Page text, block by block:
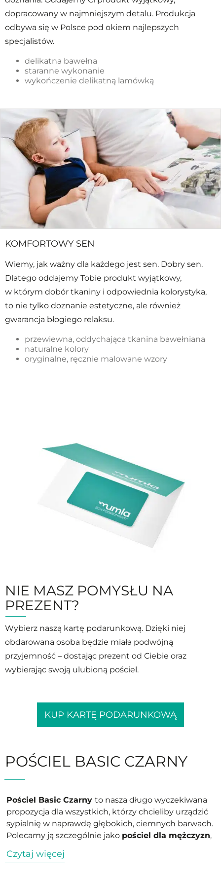
dopracowany w najmniejszym detalu. Produkcja
odbywa się w Polsce pod okiem najlepszych
specjalistów.
delikatna bawełna
staranne wykonanie
wykończenie delikatną lamówką
KOMFORTOWY SEN
Wiemy, jak ważny dla każdego jest sen. Dobry sen.
Dlatego oddajemy Tobie produkt wyjątkowy,
w którym dobór tkaniny i odpowiednia kolorystyka,
to nie tylko doznanie estetyczne, ale również
gwarancja błogiego relaksu.
przewiewna, oddychająca tkanina bawełniana
naturalne kolory
oryginalne, ręcznie malowane wzory
NIE MASZ POMYSŁU NA
PREZENT?
Wybierz naszą kartę podarunkową. Dzięki niej
obdarowana osoba będzie miała podwójną
przyjemność – dostając prezent od Ciebie oraz
wybierając swoją ulubioną pościel.
KUP KARTĘ PODARUNKOWĄ
POŚCIEL BASIC CZARNY
Pościel Basic Czarny to nasza długo wyczekiwana
propozycja dla wszystkich, którzy chcieliby urządzić
sypialnię w naprawdę głębokich, ciemnych barwach.
Polecamy ją szczególnie jako pościel dla mężczyzn,
wielbicielowi nietypowych rozwiązań. Czarny to
Czytaj więcej